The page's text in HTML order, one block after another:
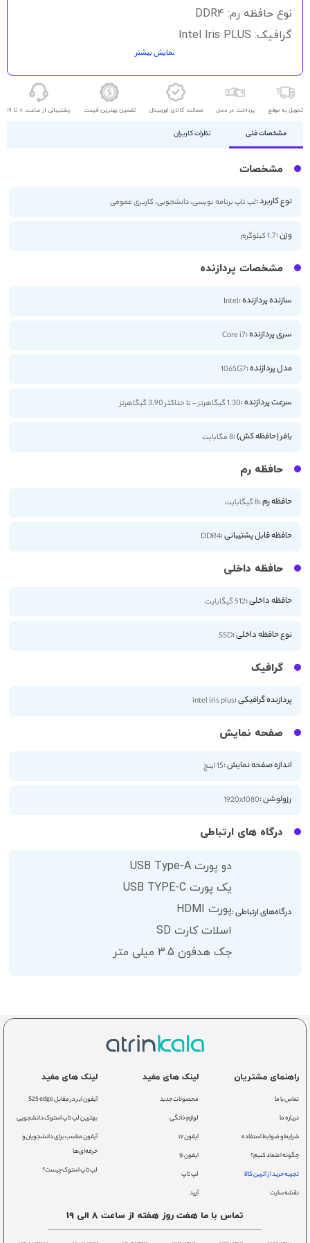
نوع حافظه رم: DDR4
گرافیک: Intel Iris PLUS
اندازه صفحه نمایش: 15 اینچ
کیفیت صفحه نمایش: FHD
نمایش بیشتر
تحویل به موقع پرداخت در محل ضمانت کالای اورجینال تضمین بهترین قیمت پشتیبانی از ساعت 8 تا 19
مشخصات فنی نظرات کاربران
مشخصات
نوع کاربرد :لپ تاپ برنامه نویسی، دانشجویی، کاربری عمومی
وزن :1.7 کیلوگرم
مشخصات پردازنده
سازنده پردازنده :Intel
سری پردازنده :Core i7
مدل پردازنده :1065G7
سرعت پردازنده :1.30 گیگاهرتز - تا حداکثر 3.90 گیگاهرتز
بافر (حافظه کش) :8 مگابایت
حافظه رم
حافظه رم :8 گیگابایت
حافظه قابل پشتیبانی :DDR4
حافظه داخلی
حافظه داخلی :512 گیگابایت
نوع حافظه داخلی :SSD
گرافیک
پردازنده گرافیکی :intel iris plus
صفحه نمایش
اندازه صفحه نمایش :15 اینچ
رزولوشن :1920x1080
درگاه های ارتباطی
درگاه‌های ارتباطی :
دو پورت USB Type-A
یک پورت USB TYPE-C
پورت HDMI
اسلات کارت SD
جک هدفون 3.5 میلی متر
راهنمای مشتریان
تماس با ما
درباره ما
شرایط و ضوابط استفاده
چگونه اعتماد کنیم؟
تجربه خرید از آترین کالا
نقشه سایت
لینک های مفید
محصولات جدید
لوازم خانگی
ایفون ۱۷
ایفون ۱۶
لپ تاپ
آیپد
لینک های مفید
آیفون ایر در مقابل S25 edge
بهترین لپ تاپ استوک دانشجویی
آیفون مناسب برای دانشجویان و
حرفه‌ای‌ها
لپ تاپ استوک چیست؟
تماس با ما هفت روز هفته از ساعت 8 الی 19